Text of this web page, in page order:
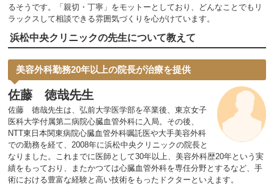
るそうです。「親切・丁寧」をモットーとしており、どんなことでもリ
ラックスして相談できる雰囲気づくりを心がけています。
浜松中央クリニックの先生について教えて
美容外科勤務20年以上の院長が治療を提供
佐藤 徳哉先生
佐藤 徳哉先生は、弘前大学医学部を卒業後、東京女子
医科大学付属第二病院心臓血管外科に入局。その後、
NTT東日本関東病院心臓血管外科嘱託医や大手美容外科
での勤務を経て、2008年に浜松中央クリニックの院長と
なりました。これまでに医師として30年以上、美容外科歴20年という実
績をもっており、またかつては心臓血管外科を専任分野とするなど、手
術における豊富な経験と高い技術をもったドクターといえます。